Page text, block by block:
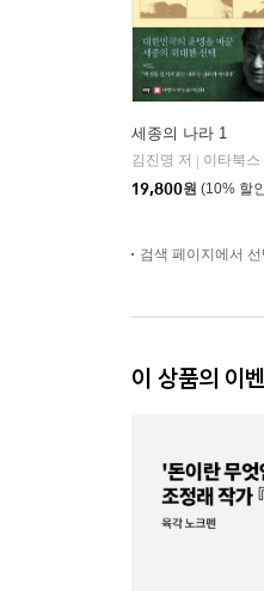
세종의 나라 1
김진명 저
이타북스
19,800원 (10% 할
검색 페이지에서
이 상품의 이